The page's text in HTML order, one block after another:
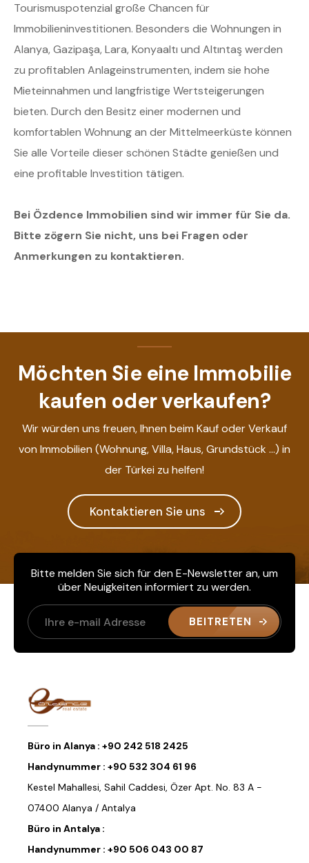
Tourismuspotenzial große Chancen für
Immobilieninvestitionen. Besonders die Wohnungen in
Alanya, Gazipaşa, Lara, Konyaaltı und Altıntaş werden
zu profitablen Anlageinstrumenten, indem sie hohe
Mieteinnahmen und langfristige Wertsteigerungen
bieten. Durch den Besitz einer modernen und
komfortablen Wohnung an der Mittelmeerküste können
Sie alle Vorteile dieser schönen Städte genießen und
eine profitable Investition tätigen.
Bei Özdence Immobilien sind wir immer für Sie da.
Bitte zögern Sie nicht, uns bei Fragen oder
Anmerkungen zu kontaktieren.
Möchten Sie eine Immobilie
kaufen oder verkaufen?
Wir würden uns freuen, Ihnen beim Kauf oder Verkauf
von Immobilien (Wohnung, Villa, Haus, Grundstück ...) in
der Türkei zu helfen!
Kontaktieren Sie uns
Bitte melden Sie sich für den E-Newsletter an, um
über Neuigkeiten informiert zu werden.
BEITRETEN
Büro in Alanya : +90 242 518 2425
Handynummer : +90 532 304 61 96
Kestel Mahallesi, Sahil Caddesi, Özer Apt. No. 83 A -
07400 Alanya / Antalya
Büro in Antalya :
Handynummer : +90 506 043 00 87